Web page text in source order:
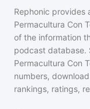
Rephonic provides
Permacultura Con
of the information
podcast database.
Permacultura Con
numbers,
rankings, ratings,